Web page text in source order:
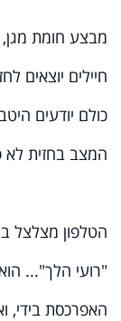
מבצע חומת מגן,
חיילים יוצאים
כולם יודעים
המצב בחזית לא
הטלפון מצלצל
"רועי הלך"...
האפרכסת בידי,